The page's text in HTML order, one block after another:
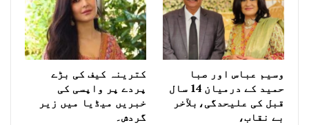
وسیم عباس اور صبا
حمید کے درمیان 14 سال
قبل کی علیحدگی،بلآخر
بے نقاب،
کترینہ کیف کی بڑے
پردے پر واپسی کی
خبریں میڈیا میں زیر
گردش۔